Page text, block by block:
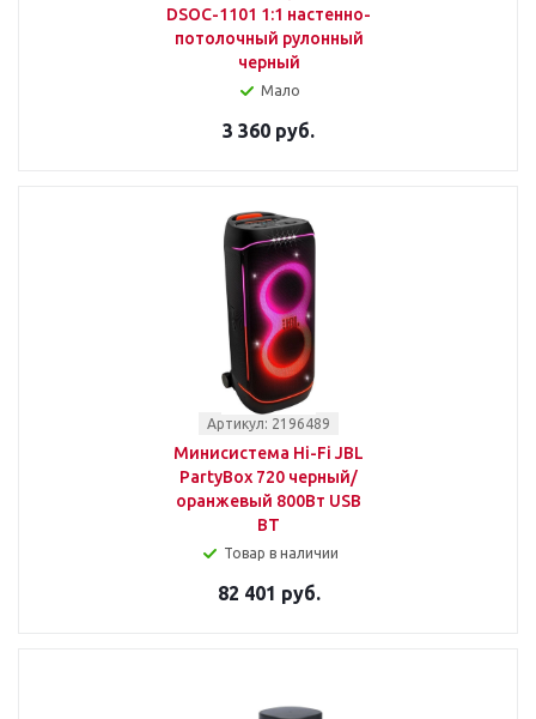
DSOC-1101 1:1 настенно-
потолочный рулонный
черный
Мало
3 360 руб.
Артикул: 2196489
Минисистема Hi-Fi JBL
PartyBox 720 черный/
оранжевый 800Вт USB
BT
Товар в наличии
82 401 руб.